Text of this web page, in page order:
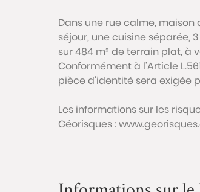
Dans une rue calme,
séjour, une cuisine séparée,
sur 484 m² de terrain plat, à
Conformément à l'Article
pièce d'identité sera exigée
Les informations sur les
Géorisques :